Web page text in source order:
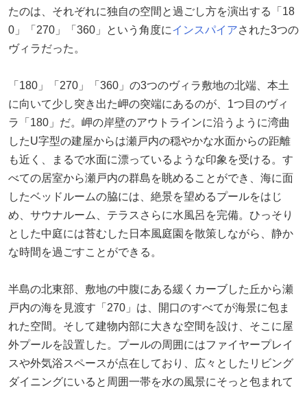
たのは、それぞれに独自の空間と過ごし方を演出する「18
0」「270」「360」という角度にインスパイアされた3つの
ヴィラだった。
「180」「270」「360」の3つのヴィラ敷地の北端、本土
に向いて少し突き出た岬の突端にあるのが、1つ目のヴィ
ラ「180」だ。岬の岸壁のアウトラインに沿うように湾曲
したU字型の建屋からは瀬戸内の穏やかな水面からの距離
も近く、まるで水面に漂っているような印象を受ける。す
べての居室から瀬戸内の群島を眺めることができ、海に面
したベッドルームの脇には、絶景を望めるプールをはじ
め、サウナルーム、テラスさらに水風呂を完備。ひっそり
とした中庭には苔むした日本風庭園を散策しながら、静か
な時間を過ごすことができる。
半島の北東部、敷地の中腹にある緩くカーブした丘から瀬
戸内の海を見渡す「270」は、開口のすべてが海景に包ま
れた空間。そして建物内部に大きな空間を設け、そこに屋
外プールを設置した。プールの周囲にはファイヤープレイ
スや外気浴スペースが点在しており、広々としたリビング
ダイニングにいると周囲一帯を水の風景にそっと包まれて